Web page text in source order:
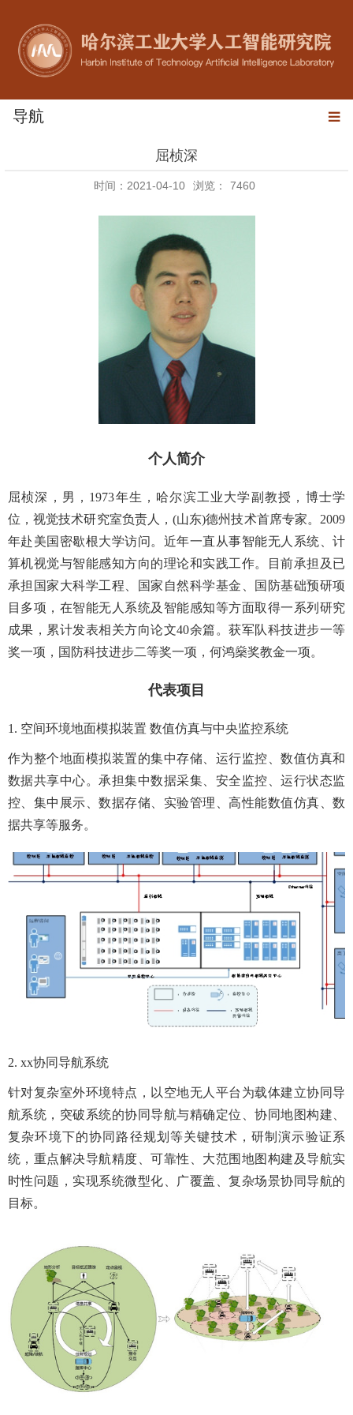
导航
屈桢深
时间：2021-04-10 浏览： 7460
个人简介
屈桢深，男，1973年生，哈尔滨工业大学副教授，博士学
位，视觉技术研究室负责人，(山东)德州技术首席专家。2009
年赴美国密歇根大学访问。近年一直从事智能无人系统、计
算机视觉与智能感知方向的理论和实践工作。目前承担及已
承担国家大科学工程、国家自然科学基金、国防基础预研项
目多项，在智能无人系统及智能感知等方面取得一系列研究
成果，累计发表相关方向论文40余篇。获军队科技进步一等
奖一项，国防科技进步二等奖一项，何鸿燊奖教金一项。
代表项目
1. 空间环境地面模拟装置 数值仿真与中央监控系统
作为整个地面模拟装置的集中存储、运行监控、数值仿真和
数据共享中心。承担集中数据采集、安全监控、运行状态监
控、集中展示、数据存储、实验管理、高性能数值仿真、数
据共享等服务。
2. xx协同导航系统
针对复杂室外环境特点，以空地无人平台为载体建立协同导
航系统，突破系统的协同导航与精确定位、协同地图构建、
复杂环境下的协同路径规划等关键技术，研制演示验证系
统，重点解决导航精度、可靠性、大范围地图构建及导航实
时性问题，实现系统微型化、广覆盖、复杂场景协同导航的
目标。